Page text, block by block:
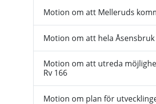
Motion om att Melleruds
Motion om att hela Åsensbruk
Motion om att utreda
Rv 166
Motion om plan för